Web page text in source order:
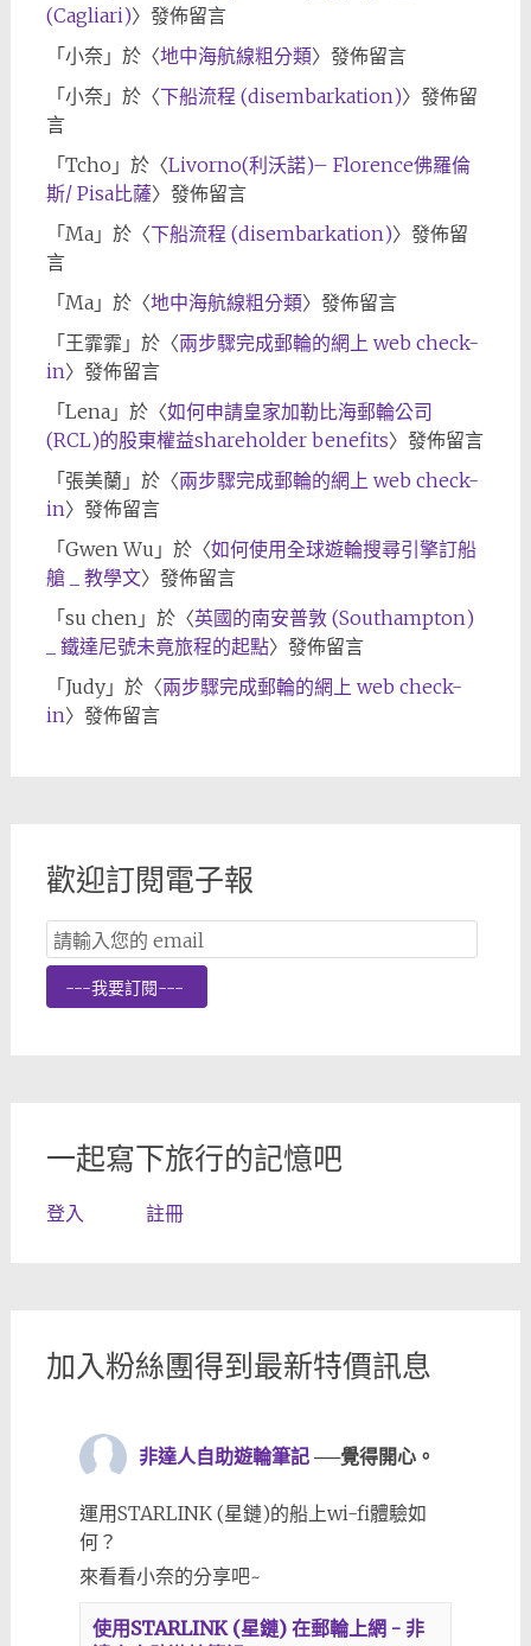
(Cagliari)〉發佈留言
「小奈」於〈地中海航線粗分類〉發佈留言
「小奈」於〈下船流程 (disembarkation)〉發佈留
言
「Tcho 」於〈Livorno(利沃諾)– Florence佛羅倫
斯/ Pisa比薩〉發佈留言
「Ma」於〈下船流程 (disembarkation)〉發佈留
言
「Ma」於〈地中海航線粗分類〉發佈留言
「王霏霏 」於〈兩步驟完成郵輪的網上 web check-
in〉發佈留言
「Lena」於〈如何申請皇家加勒比海郵輪公司
(RCL)的股東權益shareholder benefits〉發佈留言
「張美蘭 」於〈兩步驟完成郵輪的網上 web check-
in〉發佈留言
「Gwen Wu 」於〈如何使用全球遊輪搜尋引擎訂船
艙 _ 教學文〉發佈留言
「su chen 」於〈英國的南安普敦 (Southampton)
_ 鐵達尼號未竟旅程的起點〉發佈留言
「Judy」於〈兩步驟完成郵輪的網上 web check-
in〉發佈留言
歡迎訂閱電子報
Email
Subscription
---我要訂閱---
一起寫下旅行的記憶吧
登入 註冊
加入粉絲團得到最新特價訊息
非達人自助遊輪筆記 ──覺得開心。
運用STARLINK (星鏈)的船上wi-fi體驗如
何？
來看看小奈的分享吧~
使用STARLINK (星鏈) 在郵輪上網 - 非